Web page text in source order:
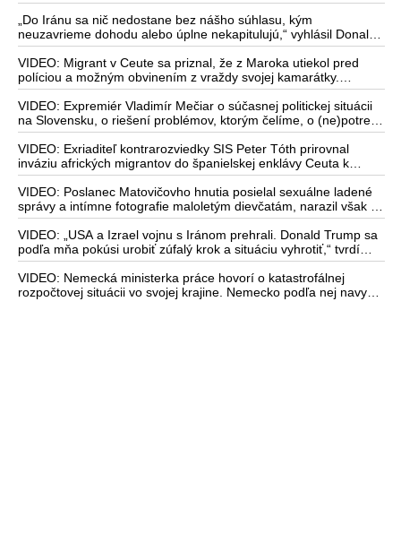
„Do Iránu sa nič nedostane bez nášho súhlasu, kým
neuzavrieme dohodu alebo úplne nekapitulujú,“ vyhlásil Donald
Trump a dodal, že „Irán nikdy nebude mať jadrovú zbraň!“
VIDEO: Migrant v Ceute sa priznal, že z Maroka utiekol pred
políciou a možným obvinením z vraždy svojej kamarátky.
Pracovníčka migračného centra v Ceute medzitým potvrdila, že
väčšina utečencov v meste pochádza zo subsaharskej Afriky, ale
taktiež z Bangladéša a Jemenu
VIDEO: Expremiér Vladimír Mečiar o súčasnej politickej situácii
na Slovensku, o riešení problémov, ktorým čelíme, o (ne)potrebe
zmeny volebného systému, ale aj o meniacom sa svetovom
poriadku a postavení našej vlasti v ňom
VIDEO: Exriaditeľ kontrarozviedky SIS Peter Tóth prirovnal
inváziu afrických migrantov do španielskej enklávy Ceuta k
mongolskému vpádu do strednej Európy, ku ktorému došlo v 13.
storočí
VIDEO: Poslanec Matovičovho hnutia posielal sexuálne ladené
správy a intímne fotografie maloletým dievčatám, narazil však na
lovca pedofilov
VIDEO: „USA a Izrael vojnu s Iránom prehrali. Donald Trump sa
podľa mňa pokúsi urobiť zúfalý krok a situáciu vyhrotiť,“ tvrdí
americký armádny plukovník vo výslužbe Douglas Macgregor
VIDEO: Nemecká ministerka práce hovorí o katastrofálnej
rozpočtovej situácii vo svojej krajine. Nemecko podľa nej navyše